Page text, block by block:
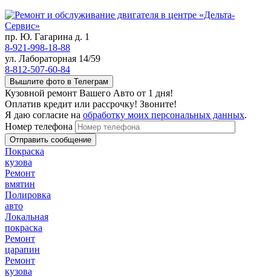
пр. Ю. Гагарина д. 1
8-921-998-18-88
ул. Лабораторная 14/59
8-812-507-60-84
Вышлите фото в Телеграм
Кузовной ремонт Вашего Авто от 1 дня!
Оплатив кредит или рассрочку! Звоните!
Я даю согласие на обработку моих персональных данных.
Номер телефона
Покраска
кузова
Ремонт
вмятин
Полировка
авто
Локальная
покраска
Ремонт
царапин
Ремонт
кузова